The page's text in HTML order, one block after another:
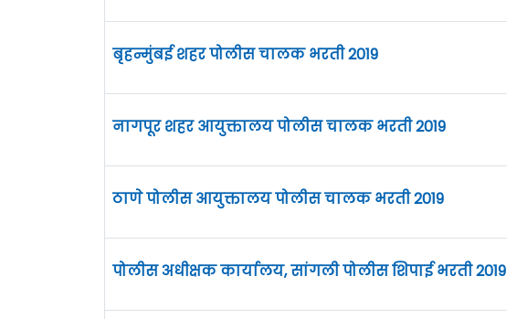
बृहन्मुंबई शहर पोलीस चालक भरती 2019
नागपूर शहर आयुक्तालय पोलीस चालक भरती 2019
ठाणे पोलीस आयुक्तालय पोलीस चालक भरती 2019
पोलीस अधीक्षक कार्यालय, सांगली पोलीस शिपाई भरती 2019